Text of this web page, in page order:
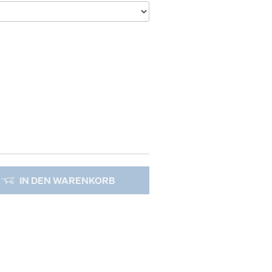
IN DEN WARENKORB